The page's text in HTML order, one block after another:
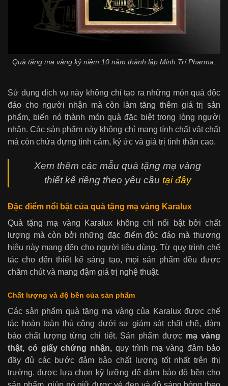
Quà tặng mạ vàng kỷ niệm 10 năm thành lập Minh Trí Pharma.
Sử dụng dịch vụ này không chỉ tạo ra những món quà độc
đáo cho người nhận mà còn làm tăng thêm giá trị sản
phẩm, biến nó thành món quà đặc biệt trong lòng người
nhận. Các sản phẩm này không chỉ mang tính chất vật chất
mà còn chứa đựng tình cảm, ký ức và giá trị tinh thần cao.
Xem thêm các mẫu quà tặng mạ vàng
thiết kế riêng theo yêu cầu tại đây
Đặc điểm nổi bật của quà tặng mạ vàng Karalux
Quà tặng mạ vàng Karalux không chỉ nổi bật bởi chất
lượng mà còn bởi những đặc điểm độc đáo mà thương
hiệu này mang đến cho người tiêu dùng. Từ quy trình chế
tác cho đến thiết kế sáng tạo, mọi sản phẩm đều được
chăm chút và mang đậm giá trị nghệ thuật.
Chất lượng và độ bền của sản phẩm
Các sản phẩm quà tặng mạ vàng của Karalux được chế
tác hoàn toàn thủ công dưới sự giám sát chặt chẽ, đảm
bảo chất lượng từng chi tiết. Sản phẩm được mạ vàng
thật, có giấy chứng nhận, quy trình mạ vàng đảm bảo
đầy đủ các bước đảm bảo chất lượng tốt nhất trên thị
trường. được lựa chọn kỹ lưỡng để đảm bảo độ bền cho